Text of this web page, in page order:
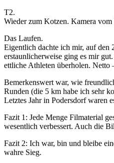
T2.
Wieder zum Kotzen. Kamera
Das Laufen.
Eigentlich dachte ich mir, auf den
erstaunlicherweise ging es mir
ettliche Athleten überholen. Netto
Bemerkenswert war, wie
Runden (die 5 km habe ich sehr
Letztes Jahr in Podersdorf waren
Fazit 1: Jede Menge Filmaterial
wesentlich verbessert. Auch die
Fazit 2: Ich war, bin und bleibe
wahre Sieg.